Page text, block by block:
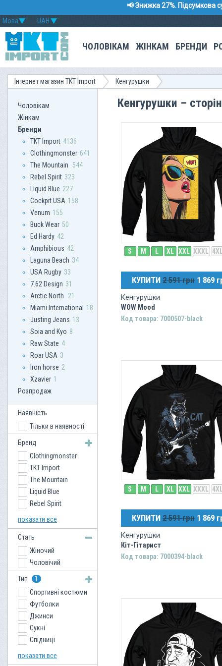
📢 Знижка 27%. Підсумкова
UAH
Мова
ЧОЛОВІКАМ ЖІНКАМ БРЕНДИ
Інтернет магазин TKT Import Кенгурушки
Кенгурушки –
S M L XL XXL XXXL
КУПИТИ 2 591 грн 1 869
Кенгурушки
WOW Mood
Код товара: 7000507-black
S M L XL XXL XXXL
КУПИТИ 2 591 грн 1 869
Кенгурушки
Кіт-Гітарист
Код товара: 7000394-black
Чоловікам
Жінкам
Бренди
TKT Import 4136
Clothingmonster 641
The Mountain
544
Rebel Spirit 323
Liquid Blue 227
Сockpit USA 158
Venum 155
Buck Wear 50
Ed Hardy 42
Amphibious 42
Laguna Beach 34
USA Rugby 33
7.62 Design 31
Arctic North
21
Miami International
18
Justing Jeans 13
Soia and Kyo 8
Raw State 4
Roar USA 3
Iron horse 2
Xzavier 1
Розпродаж
Наявність
Тільки в наявності
Бренд
Clothingmonster
TKT Import
The Mountain
Liquid Blue
Rebel Spirit
USA Rugby
показати все
Стать
Жіночий
Чоловічий
Тип
1
Спортивні костюми
Футболки
Джинси
Сукні
Спідниці
Кенгурушки
показати все